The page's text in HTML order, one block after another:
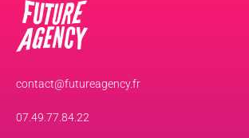
contact@futureagency.fr
07.49.77.84.22